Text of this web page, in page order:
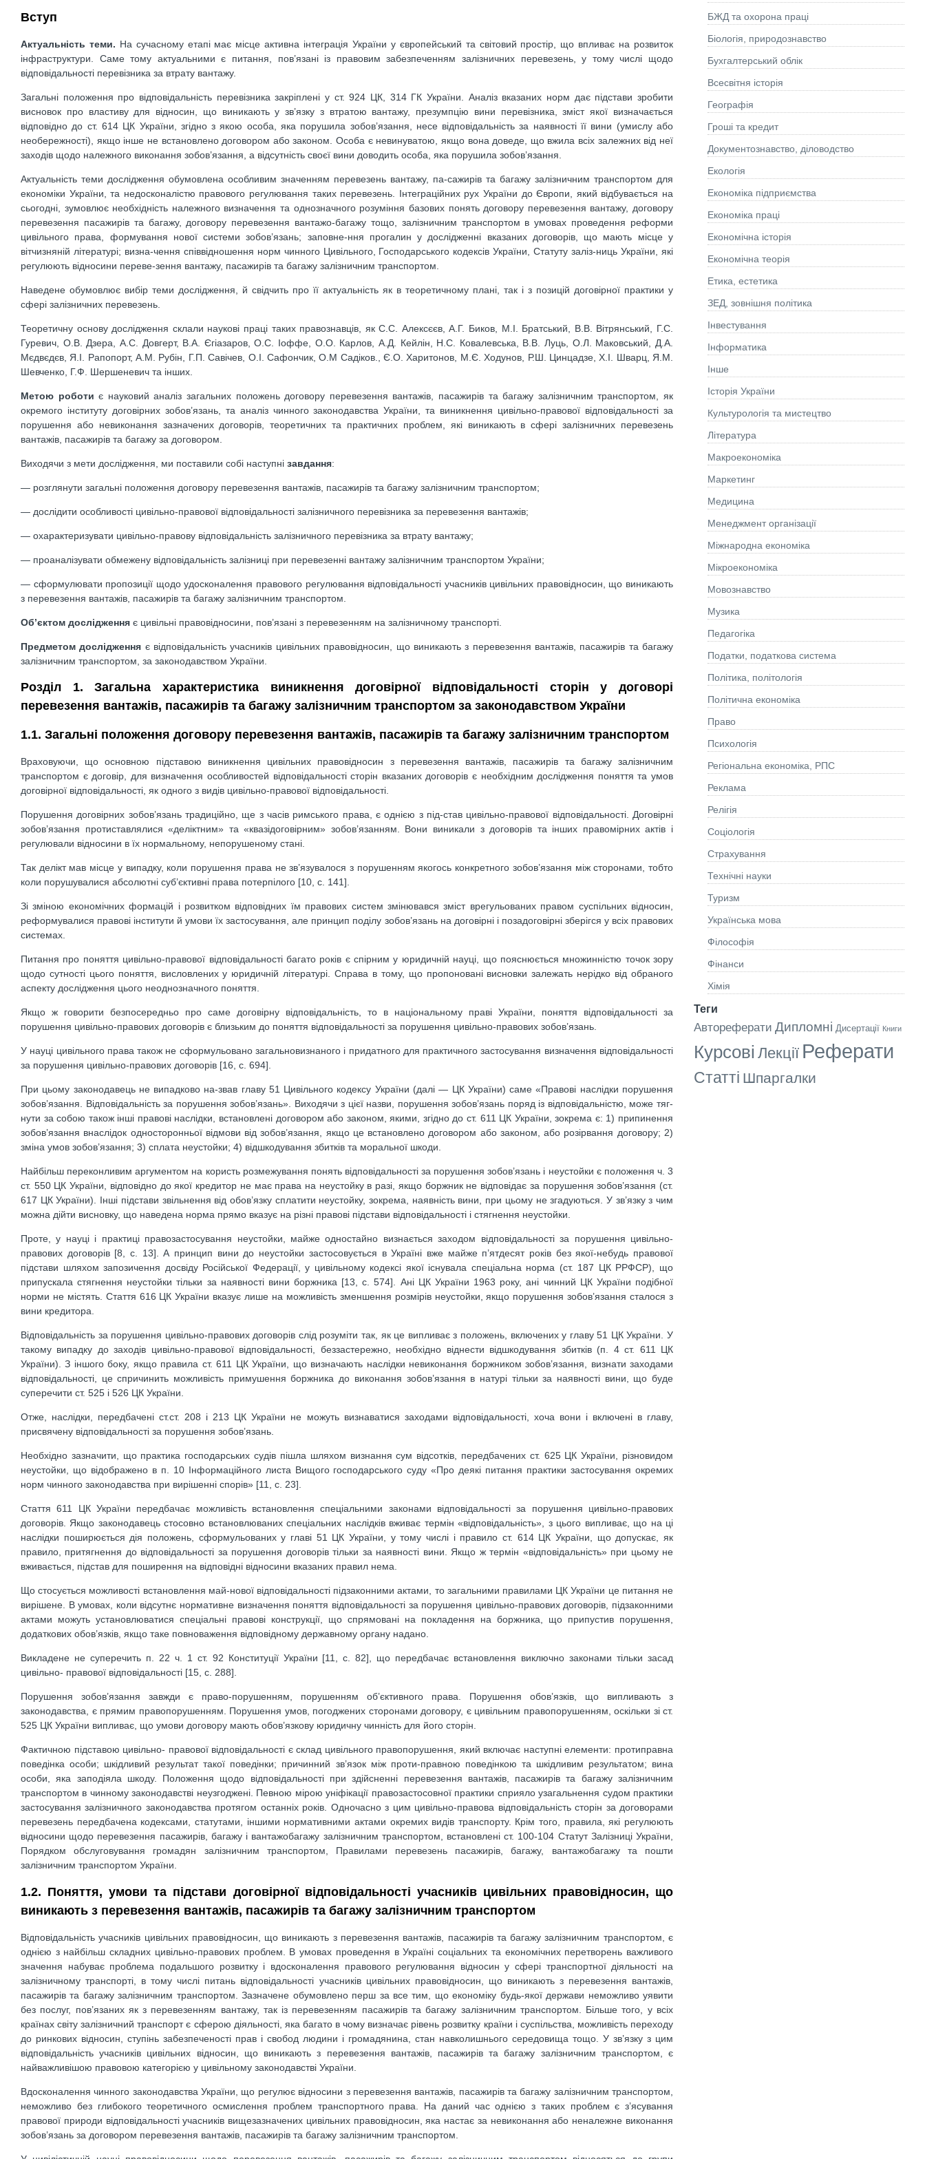
Вступ
Актуальність теми. На сучасному етапі має місце активна інтеграція України у європейський та світовий простір, що впливає на розвиток
інфраструктури. Саме тому актуальними є питання, пов’язані із правовим забезпеченням залізничних перевезень, у тому числі щодо
відповідальності перевізника за втрату вантажу.
Загальні положення про відповідальність перевізника закріплені у ст. 924 ЦК, 314 ГК України. Аналіз вказаних норм дає підстави зробити
висновок про властиву для відносин, що виникають у зв’язку з втратою вантажу, презумпцію вини перевізника, зміст якої визначається
відповідно до ст. 614 ЦК України, згідно з якою особа, яка порушила зобов’язання, несе відповідальність за наявності її вини (умислу або
необережності), якщо інше не встановлено договором або законом. Особа є невинуватою, якщо вона доведе, що вжила всіх залежних від неї
заходів щодо належного виконання зобов’язання, а відсутність своєї вини доводить особа, яка порушила зобов’язання.
Актуальність теми дослідження обумовлена особливим значенням перевезень вантажу, па-сажирів та багажу залізничним транспортом для
економіки України, та недосконалістю правового регулювання таких перевезень. Інтеграційних рух України до Європи, який відбувається на
сьогодні, зумовлює необхідність належного визначення та однозначного розуміння базових понять договору перевезення вантажу, договору
перевезення пасажирів та багажу, договору перевезення вантажо-багажу тощо, залізничним транспортом в умовах проведення реформи
цивільного права, формування нової системи зобов’язань; заповне-ння прогалин у дослідженні вказаних договорів, що мають місце у
вітчизняній літературі; визна-чення співвідношення норм чинного Цивільного, Господарського кодексів України, Статуту заліз-ниць України, які
регулюють відносини переве-зення вантажу, пасажирів та багажу залізничним транспортом.
Наведене обумовлює вибір теми дослідження, й свідчить про її актуальність як в теоретичному плані, так і з позицій договірної практики у
сфері залізничних перевезень.
Теоретичну основу дослідження склали наукові праці таких правознавців, як С.С. Алексєєв, А.Г. Биков, М.І. Братський, В.В. Вітрянський, Г.С.
Гуревич, О.В. Дзера, А.С. Довгерт, В.А. Єгіазаров, О.С. Іоффе, О.О. Карлов, А.Д. Кейлін, Н.С. Ковалевська, В.В. Луць, О.Л. Маковський, Д.А.
Мєдвєдєв, Я.І. Рапопорт, А.М. Рубін, Г.П. Савічев, О.І. Сафончик, О.М Садіков., Є.О. Харитонов, М.Є. Ходунов, Р.Ш. Цинцадзе, Х.І. Шварц, Я.М.
Шевченко, Г.Ф. Шершеневич та інших.
Метою роботи є науковий аналіз загальних положень договору перевезення вантажів, пасажирів та багажу залізничним транспортом, як
окремого інституту договірних зобов’язань, та аналіз чинного законодавства України, та виникнення цивільно-правової відповідальності за
порушення або невиконання зазначених договорів, теоретичних та практичних проблем, які виникають в сфері залізничних перевезень
вантажів, пасажирів та багажу за договором.
Виходячи з мети дослідження, ми поставили собі наступні завдання:
— розглянути загальні положення договору перевезення вантажів, пасажирів та багажу залізничним транспортом;
— дослідити особливості цивільно-правової відповідальності залізничного перевізника за перевезення вантажів;
— охарактеризувати цивільно-правову відповідальність залізничного перевізника за втрату вантажу;
— проаналізувати обмежену відповідальність залізниці при перевезенні вантажу залізничним транспортом України;
— сформулювати пропозиції щодо удосконалення правового регулювання відповідальності учасників цивільних правовідносин, що виникають
з перевезення вантажів, пасажирів та багажу залізничним транспортом.
Об’єктом дослідження є цивільні правовідносини, пов’язані з перевезенням на залізничному транспорті.
Предметом дослідження є відповідальність учасників цивільних правовідносин, що виникають з перевезення вантажів, пасажирів та багажу
залізничним транспортом, за законодавством України.
Розділ 1. Загальна характеристика виникнення договірної відповідальності сторін у договорі
перевезення вантажів, пасажирів та багажу залізничним транспортом за законодавством України
1.1. Загальні положення договору перевезення вантажів, пасажирів та багажу залізничним транспортом
Враховуючи, що основною підставою виникнення цивільних правовідносин з перевезення вантажів, пасажирів та багажу залізничним
транспортом є договір, для визначення особливостей відповідальності сторін вказаних договорів є необхідним дослідження поняття та умов
договірної відповідальності, як одного з видів цивільно-правової відповідальності.
Порушення договірних зобов’язань традиційно, ще з часів римського права, є однією з під-став цивільно-правової відповідальності. Договірні
зобов’язання протиставлялися «деліктним» та «квазідоговірним» зобов’язанням. Вони виникали з договорів та інших правомірних актів і
регулювали відносини в їх нормальному, непорушеному стані.
Так делікт мав місце у випадку, коли порушення права не зв’язувалося з порушенням якогось конкретного зобов’язання між сторонами, тобто
коли порушувалися абсолютні суб’єктивні права потерпілого [10, с. 141].
Зі зміною економічних формацій і розвитком відповідних їм правових систем змінювався зміст врегульованих правом суспільних відносин,
реформувалися правові інститути й умови їх застосування, але принцип поділу зобов’язань на договірні і позадоговірні зберігся у всіх правових
системах.
Питання про поняття цивільно-правової відповідальності багато років є спірним у юридичній науці, що пояснюється множинністю точок зору
щодо сутності цього поняття, висловлених у юридичній літературі. Справа в тому, що пропоновані висновки залежать нерідко від обраного
аспекту дослідження цього неоднозначного поняття.
Якщо ж говорити безпосередньо про саме договірну відповідальність, то в національному праві України, поняття відповідальності за
порушення цивільно-правових договорів є близьким до поняття відповідальності за порушення цивільно-правових зобов’язань.
У науці цивільного права також не сформульовано загальновизнаного і придатного для практичного застосування визначення відповідальності
за порушення цивільно-правових договорів [16, с. 694].
При цьому законодавець не випадково на-звав главу 51 Цивільного кодексу України (далі — ЦК України) саме «Правові наслідки порушення
зобов’язання. Відповідальність за порушення зобов’язань». Виходячи з цієї назви, порушення зобов’язань поряд із відповідальністю, може тяг-
нути за собою також інші правові наслідки, встановлені договором або законом, якими, згідно до ст. 611 ЦК України, зокрема є: 1) припинення
зобов’язання внаслідок односторонньої відмови від зобов’язання, якщо це встановлено договором або законом, або розірвання договору; 2)
зміна умов зобов’язання; 3) сплата неустойки; 4) відшкодування збитків та моральної шкоди.
Найбільш переконливим аргументом на користь розмежування понять відповідальності за порушення зобов’язань і неустойки є положення ч. 3
ст. 550 ЦК України, відповідно до якої кредитор не має права на неустойку в разі, якщо боржник не відповідає за порушення зобов’язання (ст.
617 ЦК України). Інші підстави звільнення від обов’язку сплатити неустойку, зокрема, наявність вини, при цьому не згадуються. У зв’язку з чим
можна дійти висновку, що наведена норма прямо вказує на різні правові підстави відповідальності і стягнення неустойки.
Проте, у науці і практиці правозастосування неустойки, майже одностайно визнається заходом відповідальності за порушення цивільно-
правових договорів [8, с. 13]. А принцип вини до неустойки застосовується в Україні вже майже п’ятдесят років без якої-небудь правової
підстави шляхом запозичення досвіду Російської Федерації, у цивільному кодексі якої існувала спеціальна норма (ст. 187 ЦК РРФСР), що
припускала стягнення неустойки тільки за наявності вини боржника [13, с. 574]. Ані ЦК України 1963 року, ані чинний ЦК України подібної
норми не містять. Стаття 616 ЦК України вказує лише на можливість зменшення розмірів неустойки, якщо порушення зобов’язання сталося з
вини кредитора.
Відповідальність за порушення цивільно-правових договорів слід розуміти так, як це випливає з положень, включених у главу 51 ЦК України. У
такому випадку до заходів цивільно-правової відповідальності, беззастережно, необхідно віднести відшкодування збитків (п. 4 ст. 611 ЦК
України). З іншого боку, якщо правила ст. 611 ЦК України, що визначають наслідки невиконання боржником зобов’язання, визнати заходами
відповідальності, це спричинить можливість примушення боржника до виконання зобов’язання в натурі тільки за наявності вини, що буде
суперечити ст. 525 і 526 ЦК України.
Отже, наслідки, передбачені ст.ст. 208 і 213 ЦК України не можуть визнаватися заходами відповідальності, хоча вони і включені в главу,
присвячену відповідальності за порушення зобов’язань.
Необхідно зазначити, що практика господарських судів пішла шляхом визнання сум відсотків, передбачених ст. 625 ЦК України, різновидом
неустойки, що відображено в п. 10 Інформаційного листа Вищого господарського суду «Про деякі питання практики застосування окремих
норм чинного законодавства при вирішенні спорів» [11, с. 23].
Стаття 611 ЦК України передбачає можливість встановлення спеціальними законами відповідальності за порушення цивільно-правових
договорів. Якщо законодавець стосовно встановлюваних спеціальних наслідків вживає термін «відповідальність», з цього випливає, що на ці
наслідки поширюється дія положень, сформульованих у главі 51 ЦК України, у тому числі і правило ст. 614 ЦК України, що допускає, як
правило, притягнення до відповідальності за порушення договорів тільки за наявності вини. Якщо ж термін «відповідальність» при цьому не
вживається, підстав для поширення на відповідні відносини вказаних правил нема.
Що стосується можливості встановлення май-нової відповідальності підзаконними актами, то загальними правилами ЦК України це питання не
вирішене. В умовах, коли відсутнє нормативне визначення поняття відповідальності за порушення цивільно-правових договорів, підзаконними
актами можуть установлюватися спеціальні правові конструкції, що спрямовані на покладення на боржника, що припустив порушення,
додаткових обов’язків, якщо таке повноваження відповідному державному органу надано.
Викладене не суперечить п. 22 ч. 1 ст. 92 Конституції України [11, с. 82], що передбачає встановлення виключно законами тільки засад
цивільно- правової відповідальності [15, с. 288].
Порушення зобов’язання завжди є право-порушенням, порушенням об’єктивного права. Порушення обов’язків, що випливають з
законодавства, є прямим правопорушенням. Порушення умов, погоджених сторонами договору, є цивільним правопорушенням, оскільки зі ст.
525 ЦК України випливає, що умови договору мають обов’язкову юридичну чинність для його сторін.
Фактичною підставою цивільно- правової відповідальності є склад цивільного правопорушення, який включає наступні елементи: протиправна
поведінка особи; шкідливий результат такої поведінки; причинний зв’язок між проти-правною поведінкою та шкідливим результатом; вина
особи, яка заподіяла шкоду. Положення щодо відповідальності при здійсненні перевезення вантажів, пасажирів та багажу залізничним
транспортом в чинному законодавстві неузгоджені. Певною мірою уніфікації правозастосовної практики сприяло узагальнення судом практики
застосування залізничного законодавства протягом останніх років. Одночасно з цим цивільно-правова відповідальність сторін за договорами
перевезень передбачена кодексами, статутами, іншими нормативними актами окремих видів транспорту. Крім того, правила, які регулюють
відносини щодо перевезення пасажирів, багажу і вантажобагажу залізничним транспортом, встановлені ст. 100-104 Статут Залізниці України,
Порядком обслуговування громадян залізничним транспортом, Правилами перевезень пасажирів, багажу, вантажобагажу та пошти
залізничним транспортом України.
1.2. Поняття, умови та підстави договірної відповідальності учасників цивільних правовідносин, що
виникають з перевезення вантажів, пасажирів та багажу залізничним транспортом
Відповідальність учасників цивільних правовідносин, що виникають з перевезення вантажів, пасажирів та багажу залізничним транспортом, є
однією з найбільш складних цивільно-правових проблем. В умовах проведення в Україні соціальних та економічних перетворень важливого
значення набуває проблема подальшого розвитку і вдосконалення правового регулювання відносин у сфері транспортної діяльності на
залізничному транспорті, в тому числі питань відповідальності учасників цивільних правовідносин, що виникають з перевезення вантажів,
пасажирів та багажу залізничним транспортом. Зазначене обумовлено перш за все тим, що економіку будь-якої держави неможливо уявити
без послуг, пов’язаних як з перевезенням вантажу, так із перевезенням пасажирів та багажу залізничним транспортом. Більше того, у всіх
країнах світу залізничний транспорт є сферою діяльності, яка багато в чому визначає рівень розвитку країни і суспільства, можливість переходу
до ринкових відносин, ступінь забезпеченості прав і свобод людини і громадянина, стан навколишнього середовища тощо. У зв’язку з цим
відповідальність учасників цивільних відносин, що виникають з перевезення вантажів, пасажирів та багажу залізничним транспортом, є
найважливішою правовою категорією у цивільному законодавстві України.
Вдосконалення чинного законодавства України, що регулює відносини з перевезення вантажів, пасажирів та багажу залізничним транспортом,
неможливо без глибокого теоретичного осмислення проблем транспортного права. На даний час однією з таких проблем є з’ясування
правової природи відповідальності учасників вищезазначених цивільних правовідносин, яка настає за невиконання або неналежне виконання
зобов’язань за договором перевезення вантажів, пасажирів та багажу залізничним транспортом.
БЖД та охорона праці
Біологія, природознавство
Бухгалтерський облік
Всесвітня історія
Географія
Гроші та кредит
Документознавство, діловодство
Екологія
Економіка підприємства
Економіка праці
Економічна історія
Економічна теорія
Етика, естетика
ЗЕД, зовнішня політика
Інвестування
Інформатика
Інше
Історія України
Культурологія та мистецтво
Літературa
Макроекономіка
Маркетинг
Медицина
Менеджмент організації
Міжнародна економіка
Мікроекономіка
Мовознавство
Музика
Педагогіка
Податки, податкова система
Політика, політологія
Політична економіка
Право
Психологія
Регіональна економіка, РПС
Реклама
Релігія
Соціологія
Страхування
Технічні науки
Туризм
Українська мова
Філософія
Фінанси
Хімія
Теги
Автореферати Дипломні Дисертації Книги
Курсові Лекції Реферати
Статті Шпаргалки